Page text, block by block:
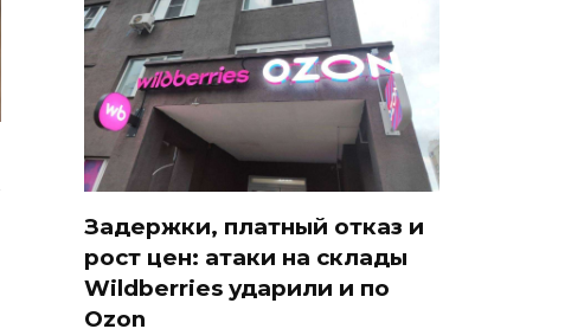
Задержки, платный отказ и
рост цен: атаки на склады
Wildberries ударили и по
Ozon